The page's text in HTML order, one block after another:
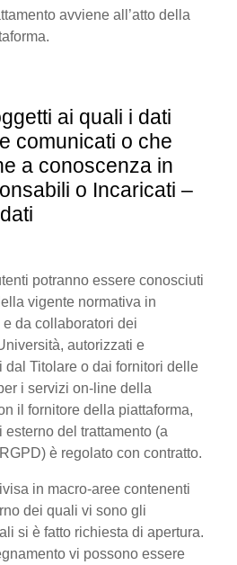
avviene all’atto della
ai quali i dati
comunicati o che
a conoscenza in
o Incaricati –
potranno essere conosciuti
vigente normativa in
da collaboratori dei
autorizzati e
dal Titolare o dai fornitori delle
i servizi on-line della
il fornitore della piattaforma,
del trattamento (a
è regolato con contratto.
in macro-aree contenenti
dei quali vi sono gli
si è fatto richiesta di apertura.
vi possono essere